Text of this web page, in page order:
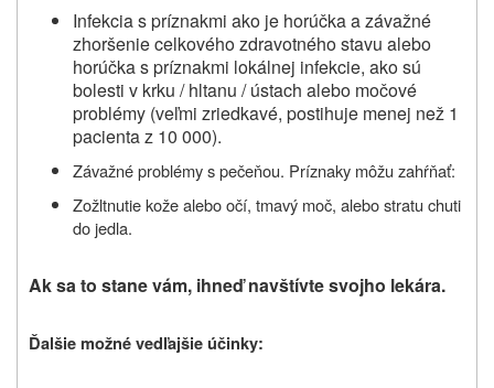
Infekcia s príznakmi ako je horúčka a závažné
zhoršenie celkového zdravotného stavu alebo
horúčka s príznakmi lokálnej infekcie, ako sú
bolesti v krku / hltanu / ústach alebo močové
problémy (veľmi zriedkavé, postihuje menej než 1
pacienta z 10 000).
Závažné problémy s pečeňou. Príznaky môžu zahŕňať:
Zožltnutie kože alebo očí, tmavý moč, alebo stratu chuti
do jedla.
Ak sa to stane vám, ihneď navštívte svojho lekára.
Ďalšie možné vedľajšie účinky: